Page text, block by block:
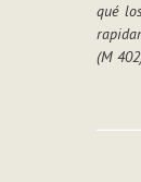
qué
(M